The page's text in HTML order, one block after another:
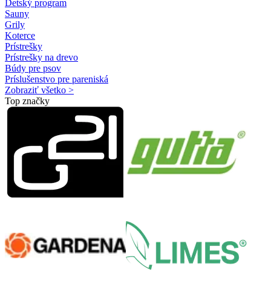
Detský program
Sauny
Grily
Koterce
Prístrešky
Prístrešky na drevo
Búdy pre psov
Príslušenstvo pre pareniská
Zobraziť všetko >
Top značky